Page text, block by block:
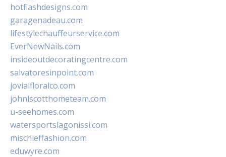
hotflashdesigns.com
garagenadeau.com
lifestylechauffeurservice.com
EverNewNails.com
insideoutdecoratingcentre.com
salvatoresinpoint.com
jovialfloralco.com
johnlscotthometeam.com
u-seehomes.com
watersportslagonissi.com
mischieffashion.com
eduwyre.com